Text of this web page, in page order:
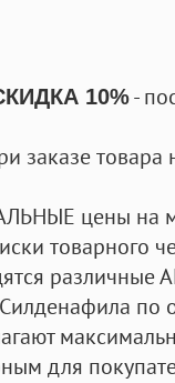
10%-
заказе
цены на
товарного
по
для